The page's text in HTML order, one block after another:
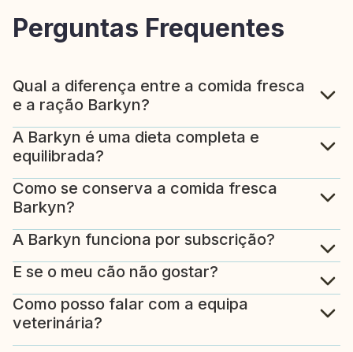
Perguntas Frequentes
Qual a diferença entre a comida fresca
e a ração Barkyn?
A Barkyn é uma dieta completa e
equilibrada?
Como se conserva a comida fresca
Barkyn?
A Barkyn funciona por subscrição?
E se o meu cão não gostar?
Como posso falar com a equipa
veterinária?